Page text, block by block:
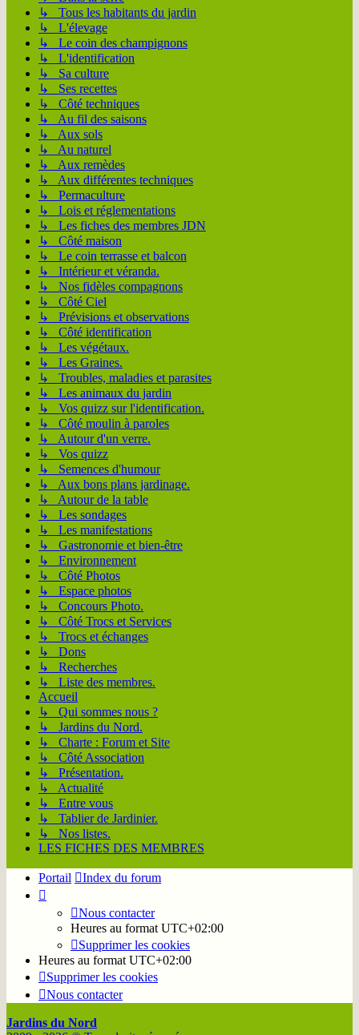
↳ Tous les habitants du jardin
↳ L'élevage
↳ Le coin des champignons
↳ L'identification
↳ Sa culture
↳ Ses recettes
↳ Côté techniques
↳ Au fil des saisons
↳ Aux sols
↳ Au naturel
↳ Aux remèdes
↳ Aux différentes techniques
↳ Permaculture
↳ Lois et réglementations
↳ Les fiches des membres JDN
↳ Côté maison
↳ Le coin terrasse et balcon
↳ Intérieur et véranda.
↳ Nos fidèles compagnons
↳ Côté Ciel
↳ Prévisions et observations
↳ Côté identification
↳ Les végétaux.
↳ Les Graines.
↳ Troubles, maladies et parasites
↳ Les animaux du jardin
↳ Vos quizz sur l'identification.
↳ Côté moulin à paroles
↳ Autour d'un verre.
↳ Vos quizz
↳ Semences d'humour
↳ Aux bons plans jardinage.
↳ Autour de la table
↳ Les sondages
↳ Les manifestations
↳ Gastronomie et bien-être
↳ Environnement
↳ Côté Photos
↳ Espace photos
↳ Concours Photo.
↳ Côté Trocs et Services
↳ Trocs et échanges
↳ Dons
↳ Recherches
↳ Liste des membres.
Accueil
↳ Qui sommes nous ?
↳ Jardins du Nord.
↳ Charte : Forum et Site
↳ Côté Association
↳ Présentation.
↳ Actualité
↳ Entre vous
↳ Tablier de Jardinier.
↳ Nos listes.
LES FICHES DES MEMBRES
Portail Index du forum
Nous contacter
Heures au format UTC+02:00
Supprimer les cookies
Heures au format UTC+02:00
Supprimer les cookies
Nous contacter
Jardins du Nord